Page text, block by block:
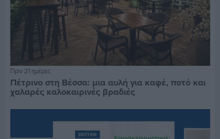
Πριν 21 ημέρες
Πέτρινο στη Βέσσα: μια αυλή για καφέ, ποτό και
χαλαρές καλοκαιρινές βραδιές